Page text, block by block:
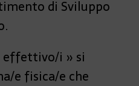
di Sviluppo
i » si
e fisica/e che